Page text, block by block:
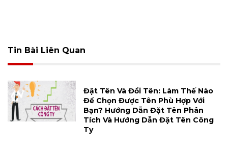
Tin Bài Liên Quan
Đặt Tên Và Đổi Tên: Làm Thế Nào
Để Chọn Được Tên Phù Hợp Với
Bạn? Hướng Dẫn Đặt Tên Phân
Tích Và Hướng Dẫn Đặt Tên Công
Ty